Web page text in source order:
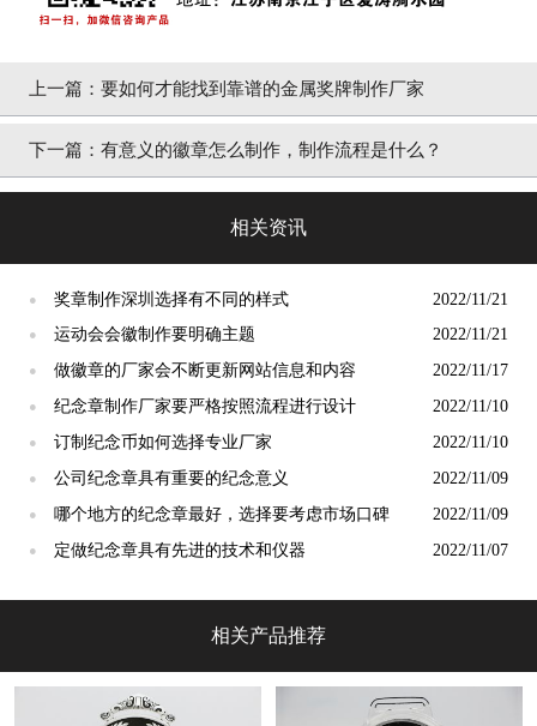
上一篇： 要如何才能找到靠谱的金属奖牌制作厂家
下一篇： 有意义的徽章怎么制作，制作流程是什么？
相关资讯
● 奖章制作深圳选择有不同的样式 2022/11/21
● 运动会会徽制作要明确主题 2022/11/21
● 做徽章的厂家会不断更新网站信息和内容 2022/11/17
● 纪念章制作厂家要严格按照流程进行设计 2022/11/10
● 订制纪念币如何选择专业厂家 2022/11/10
● 公司纪念章具有重要的纪念意义 2022/11/09
● 哪个地方的纪念章最好，选择要考虑市场口碑 2022/11/09
● 定做纪念章具有先进的技术和仪器 2022/11/07
相关产品推荐